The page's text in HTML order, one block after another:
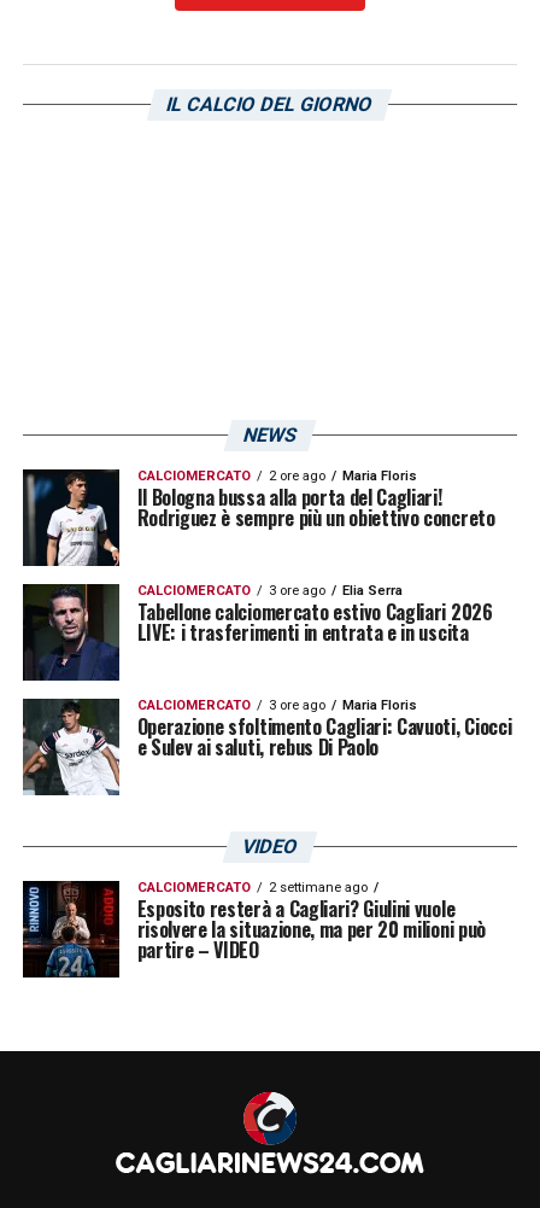
Il difensore acciaccato allo stadio Penzo è
e, a scanso di clamorosi colpi di scena,
IL CALCIO DEL GIORNO
NEWS
CALCIOMERCATO 2 ore ago Maria Floris
Il Bologna bussa alla porta del Cagliari!
Rodriguez è sempre più un obiettivo concreto
CALCIOMERCATO 3 ore ago Elia Serra
Tabellone calciomercato estivo Cagliari 2026
LIVE: i trasferimenti in entrata e in uscita
CALCIOMERCATO 3 ore ago Maria Floris
Operazione sfoltimento Cagliari: Cavuoti, Ciocci
e Sulev ai saluti, rebus Di Paolo
VIDEO
CALCIOMERCATO 2 settimane ago
Esposito resterà a Cagliari? Giulini vuole
risolvere la situazione, ma per 20 milioni può
partire – VIDEO